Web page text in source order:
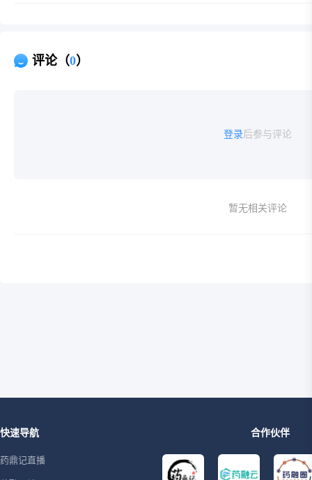
评论（0）
登录后参与评论
暂无相关评论
快速导航
药鼎记直播
合作伙伴